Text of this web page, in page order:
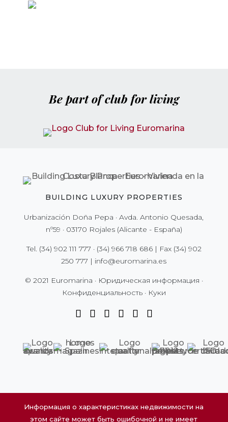
Be part of club for living
BUILDING LUXURY PROPERTIES
Urbanización Doña Pepa · Avda. Antonio Quesada,
nº59 · 03170 Rojales (Alicante - España)
Tel. (34) 902 111 777 · (34) 966 718 686| Fax (34) 902
250 777 | info@euromarina.es
© 2021 Euromarina · Юридическая информация ·
Конфиденциальность· Куки
Информация о характеристиках недвижимости на
этом сайте может быть ошибочной и не имеет